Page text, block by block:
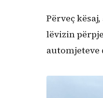
Përveç
lëvizin
automjeteve